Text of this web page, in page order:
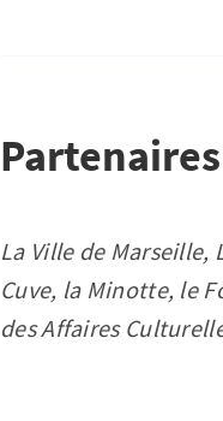
Partenaires
La Ville de Marseille,
Cuve, la Minotte, le
des Affaires